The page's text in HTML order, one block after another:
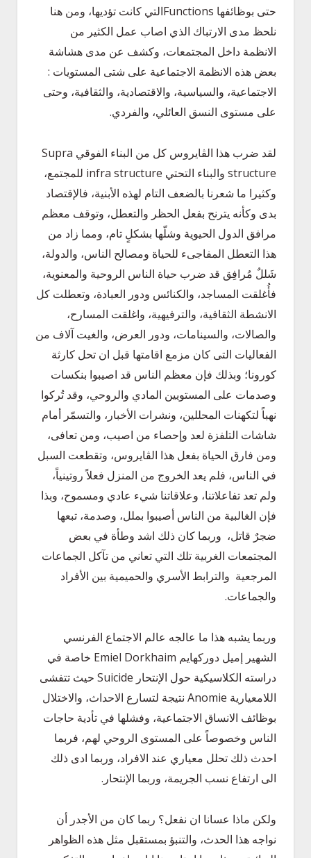
حتى بوظائفها Functionsالتي كانت تؤديها، ومن هنا
نلحظ مدى الارتباك الذي اصاب عمل الكثير من
الانظمة داخل المجتمعات، وكشف عن مدى هشاشة
بعض هذه الانظمة الاجتماعية على شتى المستويات :
الاجتماعية، والسياسية، والاقتصادية، والثقافية، وحتى
على مستوى النسق العائلي، والفردي.
لقد ضرب هذا الڤايروس كل من البناء الفوقي Supra
structure والبناء التحتي infra structure للمجتمع،
وكثيرا ما شعرنا بالضعف التام لهذه الأبنية، فالإقتصاد
بدى وكأنه يترنح بفعل الحظر والتعطل، وتوقف معظم
مرافق الدول الحيوية وشلّها بشكلٍ تام، ومما زاد من
هذا التعطل المفاجىء للحياة ومصالح الناس، والدولة،
شَللٌ مُرافِق قد ضرب حياة الناس الروحية والمعنوية،
فأُغلقت المساجد، والكنائس ودور العبادة، وتعطلت كل
الانشطة الثقافية، والترفيهية، واغلقت المسارح،
والصالات، والسينامات، ودور العرض، والغيت آلاف من
الفعاليات التى كان مزمع اقامتها قبل ان تحل كارثة
كورونا؛ وبذلك فإن معظم الناس قد اصيبوا بنكسات
وصدمات على المستويين المادي والروحي، وقد تُركوا
نهباً لتكهنات المحللين، ونشرات الأخبار، والتسمّر أمام
شاشات التلفزة لعد وإحصاء من اصيب، ومن تعافى،
ومن فارق الحياة بفعل هذا الڤايروس، وتقطعت السبل
في الناس، فلم يعد الخروج من المنزل فعلاً روتينياً،
ولم تعد تفاعلاتنا، وعلاقاتنا شيء عادي ومسموح، وبذا
فإن الغالبية من الناس أصيبوا بملل، وصدمة، تبعها
ضجرٌ قاتل، وربما كان ذلك اشد وطأة في بعض
المجتمعات الغربية تلك التي تعاني من تآكل الجماعات
المرجعية والترابط الأسري والحميمية بين الأفراد
والجماعات.
وربما يشبه هذا ما عالجه عالم الاجتماع الفرنسي
الشهير إميل دوركهايم Emiel Dorkhaim خاصة في
دراسته الكلاسيكية حول الإنتحار Suicide حيث تتفشى
اللامعيارية Anomie نتيجة لتسارع الاحداث، والاختلال
بوظائف الانساق الاجتماعية، وفشلها في تأدية حاجات
الناس وخصوصاً على المستوى الروحي لهم، فربما
احدث ذلك تحلل معياري عند الافراد، وربما ادى ذلك
الى ارتفاع نسب الجريمة، وربما الإنتحار.
ولكن ماذا عسانا ان نفعل؟ ربما كان من الأجدر أن
نواجه هذا الحدث، والتنبؤ بمستقبل مثل هذه الظواهر